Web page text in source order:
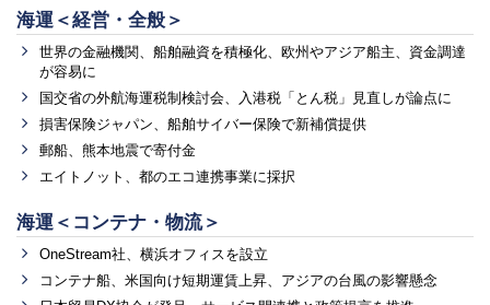
海運＜経営・全般＞
世界の金融機関、船舶融資を積極化、欧州やアジア船主、資金調達
が容易に
国交省の外航海運税制検討会、入港税「とん税」見直しが論点に
損害保険ジャパン、船舶サイバー保険で新補償提供
郵船、熊本地震で寄付金
エイトノット、都のエコ連携事業に採択
海運＜コンテナ・物流＞
OneStream社、横浜オフィスを設立
コンテナ船、米国向け短期運賃上昇、アジアの台風の影響懸念